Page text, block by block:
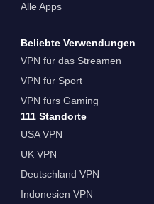
Alle Apps
Beliebte Verwendungen
VPN für das Streamen
VPN für Sport
VPN fürs Gaming
111 Standorte
USA VPN
UK VPN
Deutschland VPN
Indonesien VPN